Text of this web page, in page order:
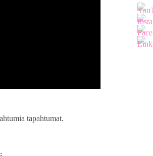
tapahtumat.